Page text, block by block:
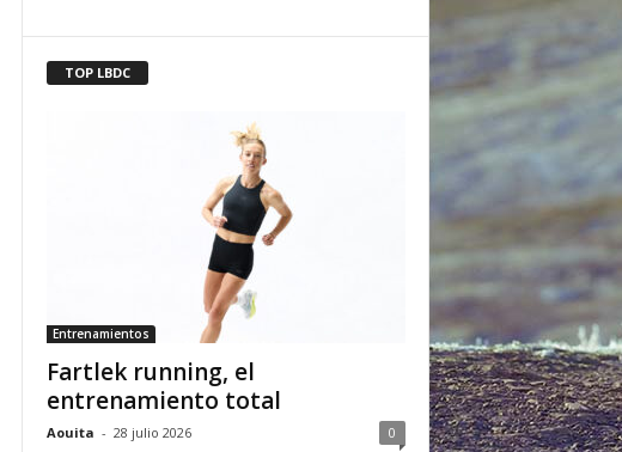
TOP LBDC
Entrenamientos
Fartlek running, el
entrenamiento total
Aouita - 28 julio 2026 0